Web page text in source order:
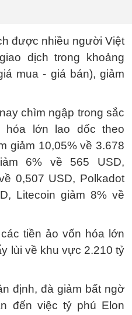
được nhiều người Việt
dịch trong khoảng
mua - giá bán), giảm
chìm ngập trong sắc
hóa lớn lao dốc theo
giảm 10,05% về 3.678
6% về 565 USD,
0,507 USD, Polkadot
Litecoin giảm 8% về
tiền ảo vốn hóa lớn
lùi về khu vực 2.210 tỷ
định, đà giảm bất ngờ
đến việc tỷ phú Elon